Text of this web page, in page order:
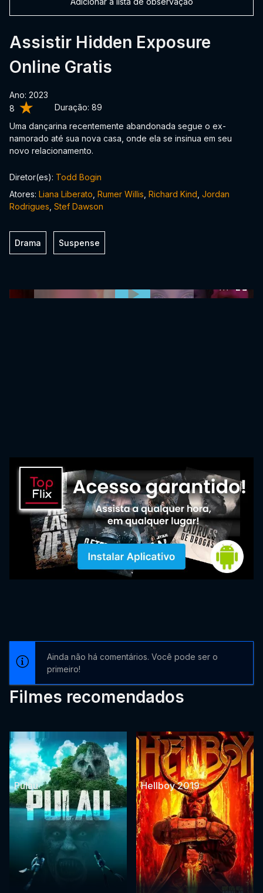
8 Duração: 89
Assistir Hidden Exposure
Online Gratis
Ano: 2023
Uma dançarina recentemente abandonada segue o ex-
namorado até sua nova casa, onde ela se insinua em seu
novo relacionamento.
Diretor(es): Todd Bogin
Atores: Liana Liberato Rumer Willis Richard Kind Jordan
Rodrigues Stef Dawson
Drama Suspense
Ainda não há comentários. Você pode ser o
primeiro!
Filmes recomendados
Pulau Hellboy 2019